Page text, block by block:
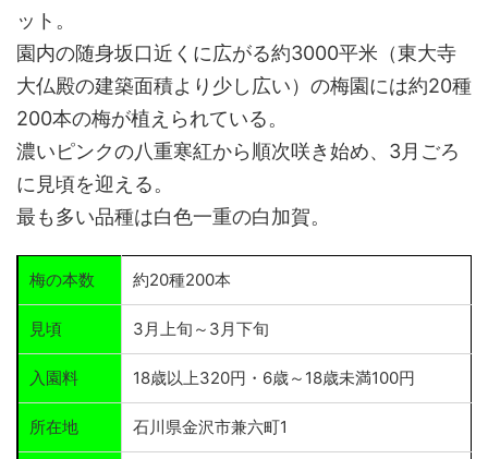
ット。
園内の随身坂口近くに広がる約3000平米（東大寺
大仏殿の建築面積より少し広い）の梅園には約20種
200本の梅が植えられている。
濃いピンクの八重寒紅から順次咲き始め、3月ごろ
に見頃を迎える。
最も多い品種は白色一重の白加賀。
梅の本数 約20種200本
見頃 3月上旬～3月下旬
入園料 18歳以上320円・6歳～18歳未満100円
所在地 石川県金沢市兼六町1